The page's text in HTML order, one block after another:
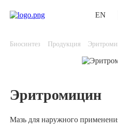
EN
Биосинтез Продукция
Эритромицин
Мазь для наружного